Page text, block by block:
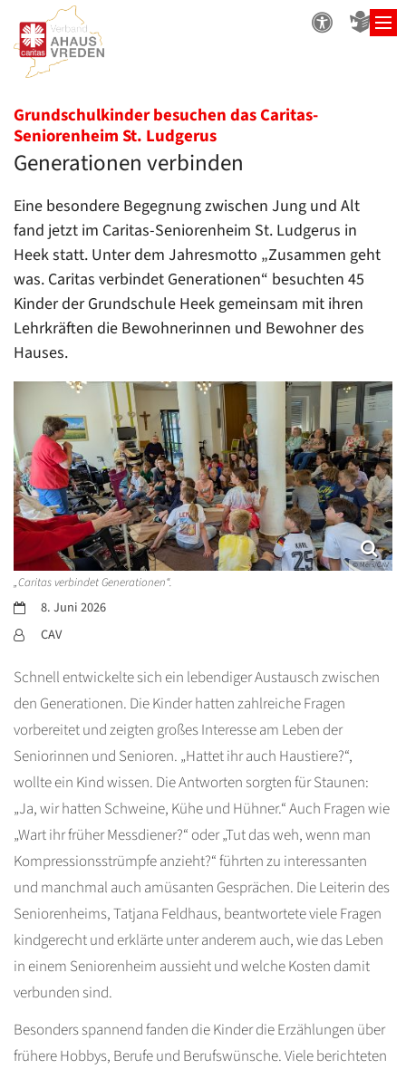
Zum Inhalt springen
Grundschulkinder besuchen das Caritas-
Seniorenheim St. Ludgerus:
Generationen verbinden
Eine besondere Begegnung zwischen Jung und Alt
fand jetzt im Caritas-Seniorenheim St. Ludgerus in
Heek statt. Unter dem Jahresmotto „Zusammen geht
was. Caritas verbindet Generationen“ besuchten 45
Kinder der Grundschule Heek gemeinsam mit ihren
Lehrkräften die Bewohnerinnen und Bewohner des
Hauses.
© Mers/CAV
„Caritas verbindet Generationen“.
Datum:8. Juni 2026
Von:
CAV
Schnell entwickelte sich ein lebendiger Austausch zwischen
den Generationen. Die Kinder hatten zahlreiche Fragen
vorbereitet und zeigten großes Interesse am Leben der
Seniorinnen und Senioren. „Hattet ihr auch Haustiere?“,
wollte ein Kind wissen. Die Antworten sorgten für Staunen:
„Ja, wir hatten Schweine, Kühe und Hühner.“ Auch Fragen wie
„Wart ihr früher Messdiener?“ oder „Tut das weh, wenn man
Kompressionsstrümpfe anzieht?“ führten zu interessanten
und manchmal auch amüsanten Gesprächen. Die Leiterin des
Seniorenheims, Tatjana Feldhaus, beantwortete viele Fragen
kindgerecht und erklärte unter anderem auch, wie das Leben
in einem Seniorenheim aussieht und welche Kosten damit
verbunden sind.
Besonders spannend fanden die Kinder die Erzählungen über
frühere Hobbys, Berufe und Berufswünsche. Viele berichteten